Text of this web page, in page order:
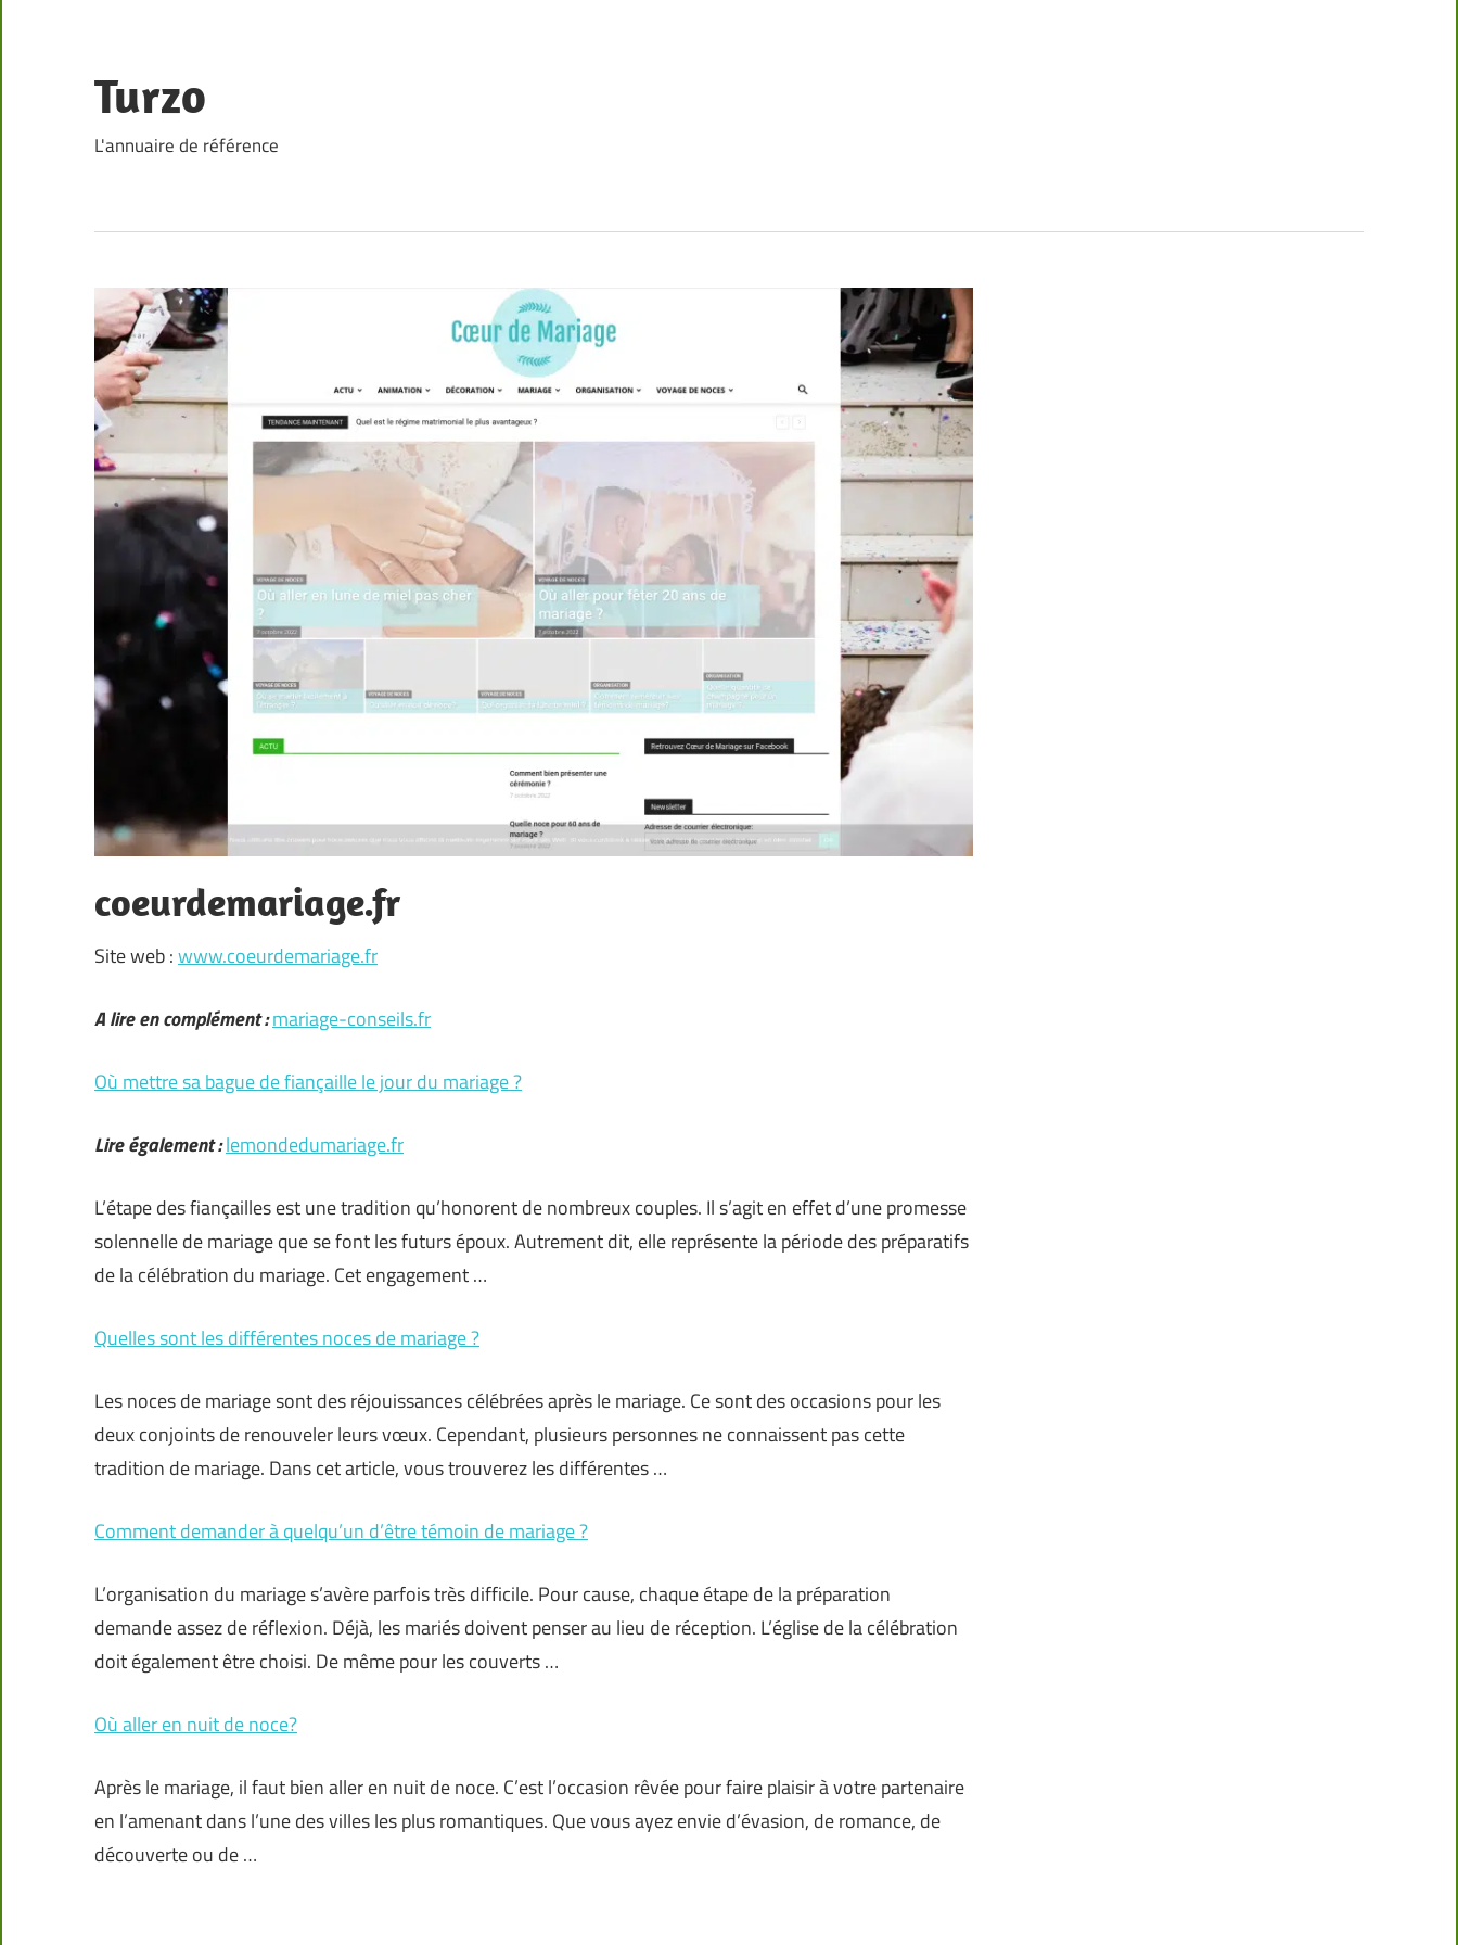
content
Turzo
L'annuaire de référence
coeurdemariage.fr
Site web :www.coeurdemariage.fr
A lire en complément :mariage-conseils.fr
Où mettre sa bague de fiançaille le jour du mariage ?
Lire également :lemondedumariage.fr
L’étape des fiançailles est une tradition qu’honorent de nombreux couples. Il s’agit en effet d’une promesse
solennelle de mariage que se font les futurs époux. Autrement dit, elle représente la période des préparatifs
de la célébration du mariage. Cet engagement …
Quelles sont les différentes noces de mariage ?
Les noces de mariage sont des réjouissances célébrées après le mariage. Ce sont des occasions pour les
deux conjoints de renouveler leurs vœux. Cependant, plusieurs personnes ne connaissent pas cette
tradition de mariage. Dans cet article, vous trouverez les différentes …
Comment demander à quelqu’un d’être témoin de mariage ?
L’organisation du mariage s’avère parfois très difficile. Pour cause, chaque étape de la préparation
demande assez de réflexion. Déjà, les mariés doivent penser au lieu de réception. L’église de la célébration
doit également être choisi. De même pour les couverts …
Où aller en nuit de noce?
Après le mariage, il faut bien aller en nuit de noce. C’est l’occasion rêvée pour faire plaisir à votre partenaire
en l’amenant dans l’une des villes les plus romantiques. Que vous ayez envie d’évasion, de romance, de
découverte ou de …